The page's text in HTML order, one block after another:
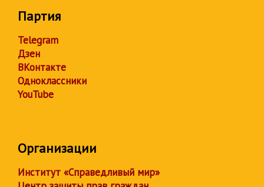
Партия
Telegram
Дзен
ВКонтакте
Одноклассники
YouTube
Организации
Институт «Справедливый мир»